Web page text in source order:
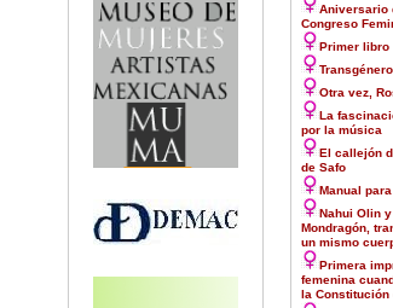
Aniversario
Congreso
Primer libro
Otra vez,
La
por la música
El callejón
de Safo
Manual
Nahui Olin
Mondragón,
un mismo
Primera
femenina
la Constitución